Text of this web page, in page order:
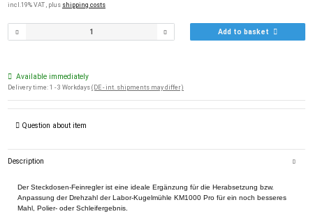
incl.19% VAT , plus shipping costs
Add to basket
Available immediately
Delivery time: 1 - 3 Workdays (DE - int. shipments may differ)
Question about item
Description
Der Steckdosen-Feinregler ist eine ideale Ergänzung für die Herabsetzung bzw.
Anpassung der Drehzahl der Labor-Kugelmühle KM1000 Pro für ein noch besseres
Mahl, Polier- oder Schleifergebnis.